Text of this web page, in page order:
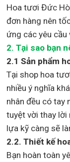
Hoa tươi Đức
đơn hàng nên
ứng các yêu cầu
2. Tại sao bạn
2.1 Sản phẩm
Tại shop hoa
nhiều ý nghĩa
nhân đều có tay
tuyệt vời thay lời
lựa kỹ càng sẽ
2.2. Thiết kế
Bạn hoàn toàn